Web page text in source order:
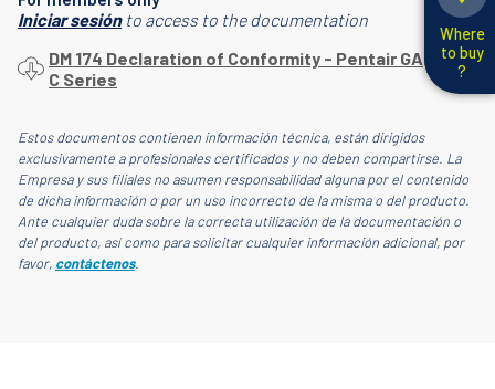
Iniciar sesiónto access to the documentation
DM 174 Declaration of Conformity - Pentair GA
C Series
Estos documentos contienen información técnica, están dirigidos
exclusivamente a profesionales certificados y no deben compartirse. La
Empresa y sus filiales no asumen responsabilidad alguna por el contenido
de dicha información o por un uso incorrecto de la misma o del producto.
Ante cualquier duda sobre la correcta utilización de la documentación o
del producto, así como para solicitar cualquier información adicional, por
favor, contáctenos.
Where
to buy
?